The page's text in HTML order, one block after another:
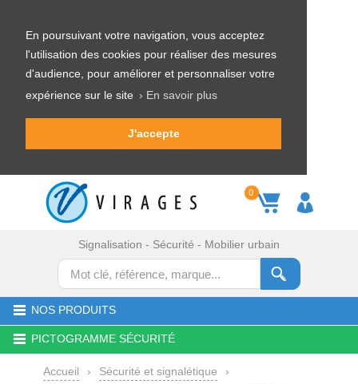
En poursuivant votre navigation, vous acceptez
l'utilisation des cookies pour réaliser des mesures
d'audience, pour améliorer et personnaliser votre
expérience sur le site › En savoir plus
J'accepte
0
Signalisation - Sécurité - Mobilier urbain
NOS PRODUITS
PICTOGRAMME SÉCURITÉ
Accueil › Sécurité et signalétique
›